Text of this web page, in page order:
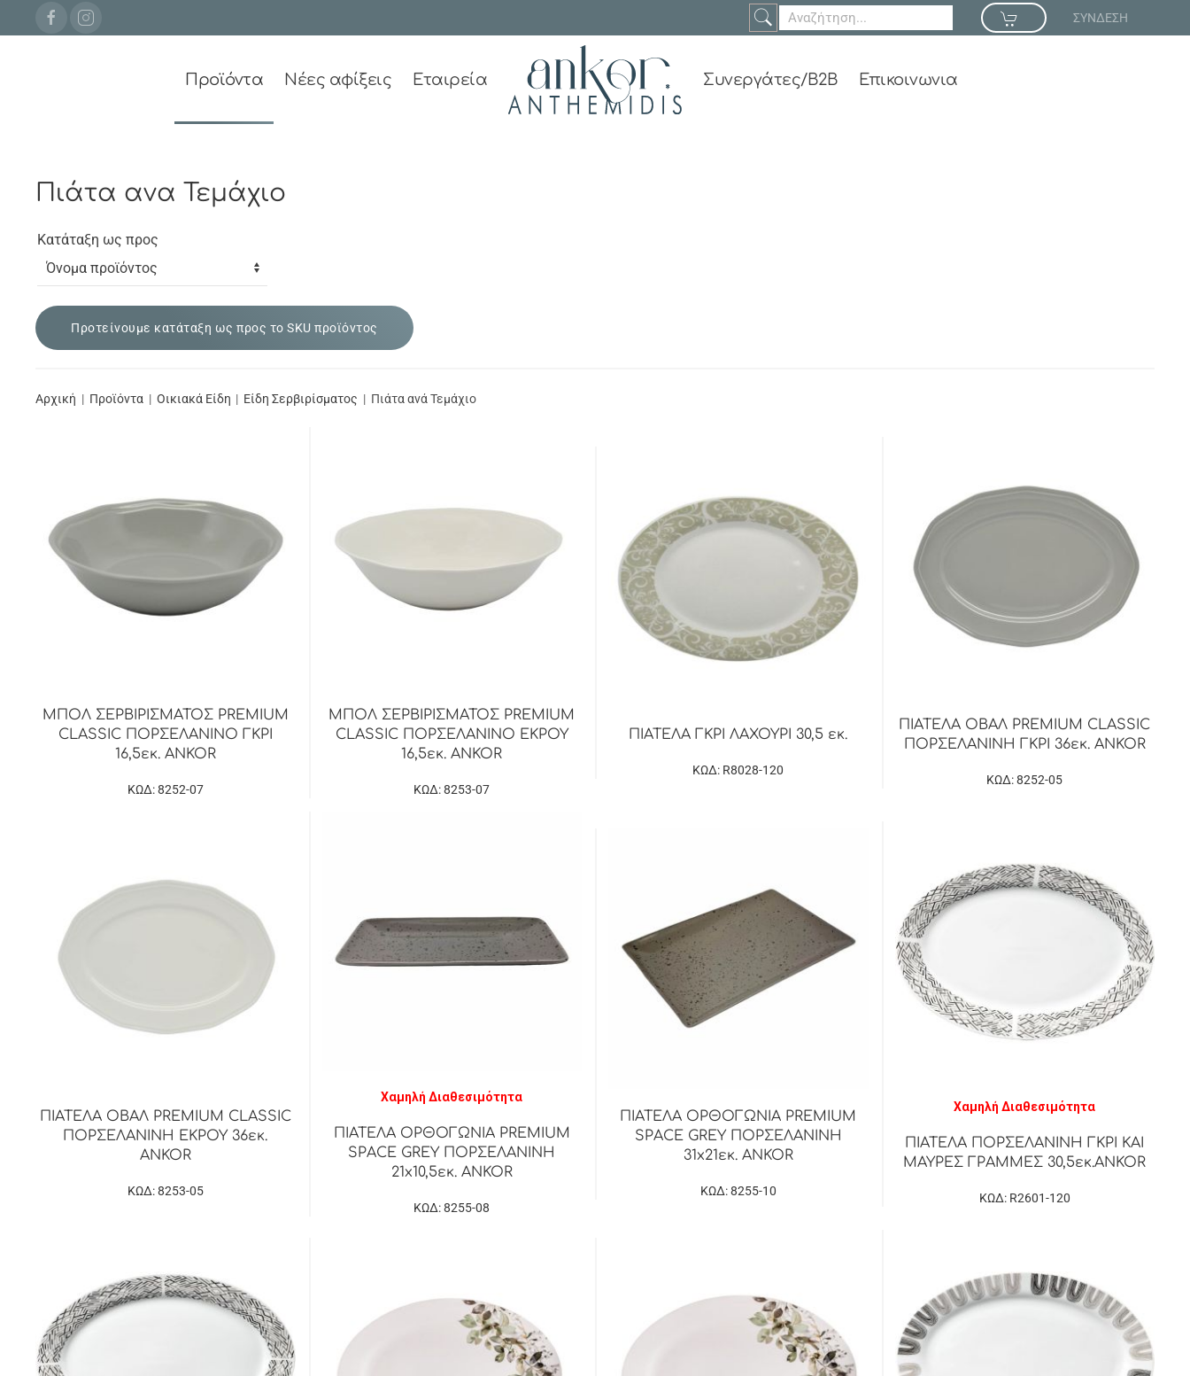
ΣΥΝΔΕΣΗ
Προϊόντα Νέες αφίξεις Εταιρεία Συνεργάτες/B2B Επικοινωνια
Πιάτα ανα Τεμάχιο
Κατάταξη ως προς
Προτείνουμε κατάταξη ως προς το SKU προϊόντος
Αρχική Προϊόντα Οικιακά Είδη Είδη Σερβιρίσματος Πιάτα ανά Τεμάχιο
ΜΠΟΛ ΣΕΡΒΙΡΙΣΜΑΤΟΣ PREMIUM
CLASSIC ΠΟΡΣΕΛΑΝΙΝΟ ΓΚΡΙ
16,5εκ. ANKOR
ΚΩΔ: 8252-07
ΜΠΟΛ ΣΕΡΒΙΡΙΣΜΑΤΟΣ PREMIUM
CLASSIC ΠΟΡΣΕΛΑΝΙΝΟ ΕΚΡΟΥ
16,5εκ. ANKOR
ΚΩΔ: 8253-07
ΠΙΑΤΕΛΑ ΓΚΡΙ ΛΑΧΟΥΡΙ 30,5 εκ.
ΚΩΔ: R8028-120
ΠΙΑΤΕΛΑ ΟΒΑΛ PREMIUM CLASSIC
ΠΟΡΣΕΛΑΝΙΝΗ ΓΚΡΙ 36εκ. ANKOR
ΚΩΔ: 8252-05
ΠΙΑΤΕΛΑ ΟΒΑΛ PREMIUM CLASSIC
ΠΟΡΣΕΛΑΝΙΝΗ ΕΚΡΟΥ 36εκ.
ANKOR
ΚΩΔ: 8253-05
Χαμηλή Διαθεσιμότητα
ΠΙΑΤΕΛΑ ΟΡΘΟΓΩΝΙΑ PREMIUM
SPACE GREY ΠΟΡΣΕΛΑΝΙΝΗ
21x10,5εκ. ANKOR
ΚΩΔ: 8255-08
ΠΙΑΤΕΛΑ ΟΡΘΟΓΩΝΙΑ PREMIUM
SPACE GREY ΠΟΡΣΕΛΑΝΙΝΗ
31x21εκ. ANKOR
ΚΩΔ: 8255-10
Χαμηλή Διαθεσιμότητα
ΠΙΑΤΕΛΑ ΠΟΡΣΕΛΑΝΙΝΗ ΓΚΡΙ ΚΑΙ
ΜΑΥΡΕΣ ΓΡΑΜΜΕΣ 30,5εκ.ANKOR
ΚΩΔ: R2601-120